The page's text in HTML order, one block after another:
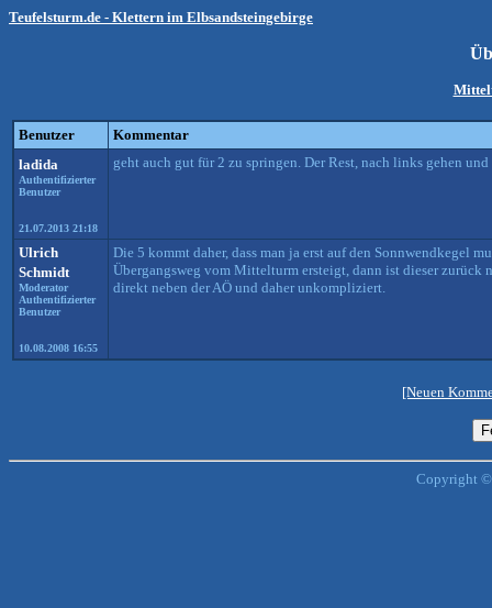
Teufelsturm.de - Klettern im Elbsandsteingebirge
Benutzer
Kommentar
ladida
Authentifizierter
Benutzer
21.07.2013 21:18
geht auch gut für 2 zu springen. Der Rest, nach links gehen
Ulrich
Schmidt
Moderator
Authentifizierter
Benutzer
10.08.2008 16:55
Die 5 kommt daher, dass man ja erst auf den Sonnwendkegel
Übergangsweg vom Mittelturm ersteigt, dann ist dieser zurück
direkt neben der AÖ und daher unkompliziert.
[Neuen
Copyright ©